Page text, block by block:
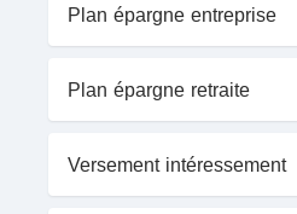
Plan épargne entreprise
Plan épargne retraite
Versement intéressement